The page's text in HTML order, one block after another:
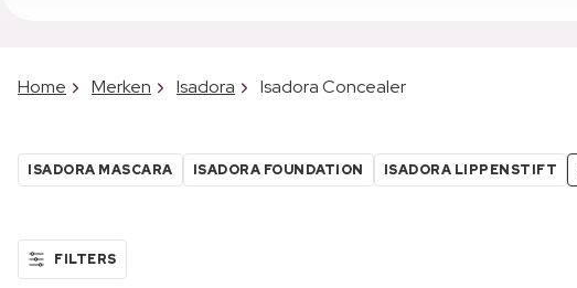
Home Merken Isadora Isadora Concealer
ISADORA MASCARA ISADORA FOUNDATION ISADORA LIPPENSTIFT
FILTERS